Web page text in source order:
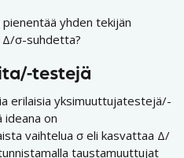
yhden tekijän
Δ/σ-suhdetta?
testejä
erilaisia yksimuuttujatestejä/-
ideana on
vaihtelua σ eli kasvattaa Δ/
taustamuuttujat